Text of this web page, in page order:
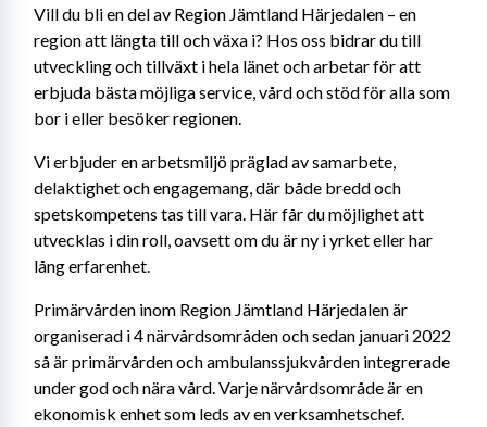
Vill du bli en del av Region Jämtland Härjedalen – en
region att längta till och växa i? Hos oss bidrar du till
utveckling och tillväxt i hela länet och arbetar för att
erbjuda bästa möjliga service, vård och stöd för alla som
bor i eller besöker regionen.
Vi erbjuder en arbetsmiljö präglad av samarbete,
delaktighet och engagemang, där både bredd och
spetskompetens tas till vara. Här får du möjlighet att
utvecklas i din roll, oavsett om du är ny i yrket eller har
lång erfarenhet.
Primärvården inom Region Jämtland Härjedalen är
organiserad i 4 närvårdsområden och sedan januari 2022
så är primärvården och ambulanssjukvården integrerade
under god och nära vård. Varje närvårdsområde är en
ekonomisk enhet som leds av en verksamhetschef.